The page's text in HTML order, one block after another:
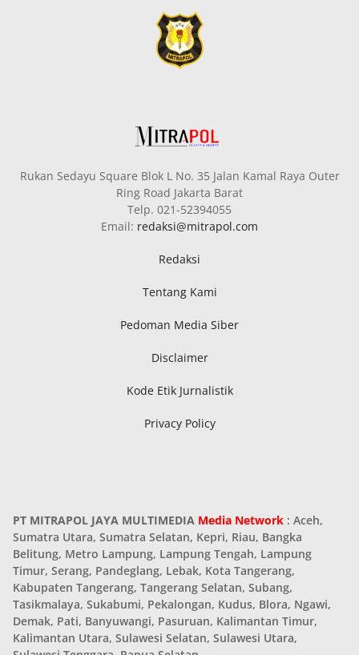
Rukan Sedayu Square Blok L No. 35 Jalan Kamal Raya Outer
Ring Road Jakarta Barat
Telp. 021-52394055
Email: redaksi@mitrapol.com
Redaksi
Tentang Kami
Pedoman Media Siber
Disclaimer
Kode Etik Jurnalistik
Privacy Policy
PT MITRAPOL JAYA MULTIMEDIA Media Network : Aceh,
Sumatra Utara, Sumatra Selatan, Kepri, Riau, Bangka
Belitung, Metro Lampung, Lampung Tengah, Lampung
Timur, Serang, Pandeglang, Lebak, Kota Tangerang,
Kabupaten Tangerang, Tangerang Selatan, Subang,
Tasikmalaya, Sukabumi, Pekalongan, Kudus, Blora, Ngawi,
Demak, Pati, Banyuwangi, Pasuruan, Kalimantan Timur,
Kalimantan Utara, Sulawesi Selatan, Sulawesi Utara,